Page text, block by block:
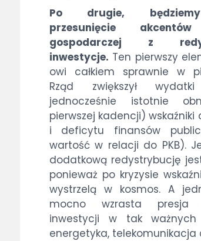
Po drugie,
przesunięcie
gospodarczej z
inwestycje. Ten pierwszy
owi całkiem sprawnie w
Rząd zwiększył
jednocześnie istotnie
pierwszej kadencji) wskaźniki
i deficytu finansów
wartość w relacji do PKB).
dodatkową redystrybucję
ponieważ po kryzysie
wystrzelą w kosmos. A
mocno wzrasta presja
inwestycji w tak ważnych
energetyka, telekomunikacja